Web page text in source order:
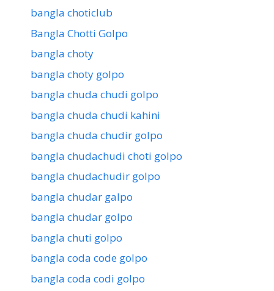
bangla choticlub
Bangla Chotti Golpo
bangla choty
bangla choty golpo
bangla chuda chudi golpo
bangla chuda chudi kahini
bangla chuda chudir golpo
bangla chudachudi choti golpo
bangla chudachudir golpo
bangla chudar galpo
bangla chudar golpo
bangla chuti golpo
bangla coda code golpo
bangla coda codi golpo